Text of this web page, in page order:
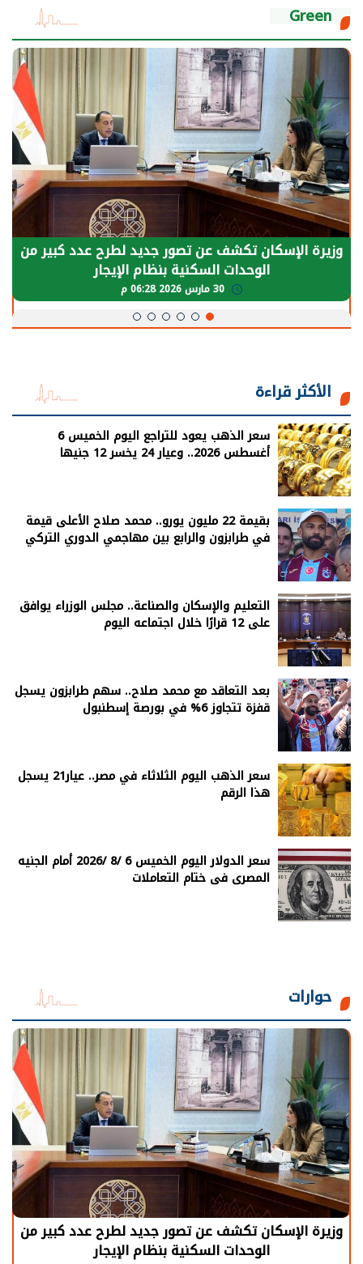
Green
وزيرة الإسكان تكشف عن تصور جديد لطرح عدد كبير من
الوحدات السكنية بنظام الإيجار
الأكثر قراءة
سعر الذهب يعود للتراجع اليوم الخميس 6
أغسطس 2026.. وعيار 24 يخسر 12 جنيها
بقيمة 22 مليون يورو.. محمد صلاح الأعلى قيمة
في طرابزون والرابع بين مهاجمي الدوري التركي
التعليم والإسكان والصناعة.. مجلس الوزراء يوافق
على 12 قرارًا خلال اجتماعه اليوم
بعد التعاقد مع محمد صلاح.. سهم طرابزون يسجل
قفزة تتجاوز 6% في بورصة إسطنبول
سعر الذهب اليوم الثلاثاء في مصر.. عيار21 يسجل
هذا الرقم
سعر الدولار اليوم الخميس 6 /8 /2026 أمام الجنيه
المصرى فى ختام التعاملات
حوارات
وزيرة الإسكان تكشف عن تصور جديد لطرح عدد كبير من
الوحدات السكنية بنظام الإيجار